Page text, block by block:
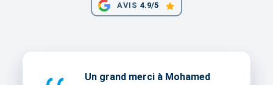
AVIS 4.9/5
Un grand merci à Mohamed